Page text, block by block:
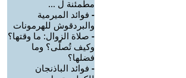
مطمئنة ل ...
- فوائد الميرمية
والبردقوش للهرمونات
- صلاة الزوال: ما وقتها؟
وكيف تُصلّى؟ وما
فضلها؟
- فوائد الباذنجان